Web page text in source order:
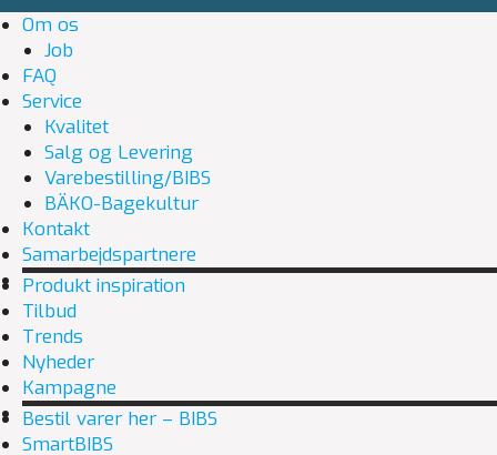
Om os
Job
FAQ
Service
Kvalitet
Salg og Levering
Varebestilling/BIBS
BÄKO-Bagekultur
Kontakt
Samarbejdspartnere
Produkt inspiration
Tilbud
Trends
Nyheder
Kampagne
Bestil varer her – BIBS
SmartBIBS